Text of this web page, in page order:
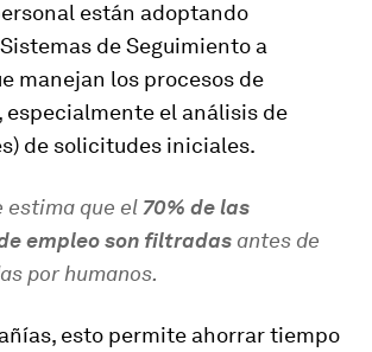
están adoptando
de Seguimiento a
manejan los procesos de
el análisis de
de solicitudes iniciales.
estima que el 70% de las
empleo son filtradas antes de
por humanos.
esto permite ahorrar tiempo